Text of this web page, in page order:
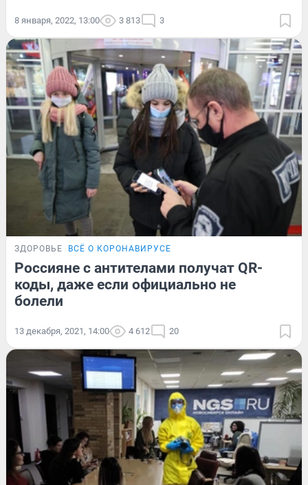
8 января, 2022, 13:00 3 813 3
ЗДОРОВЬЕ ВСЁ О КОРОНАВИРУСЕ
Россияне с антителами получат QR-
коды, даже если официально не
болели
13 декабря, 2021, 14:00 4 612 20